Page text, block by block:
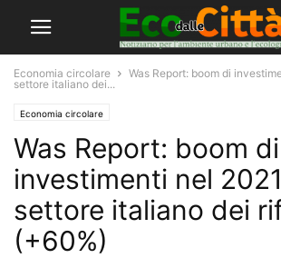
Economia circolare
Was Report: boom di
settore italiano dei...
Economia circolare
Was Report: boom di
investimenti nel
settore italiano dei
(+60%)